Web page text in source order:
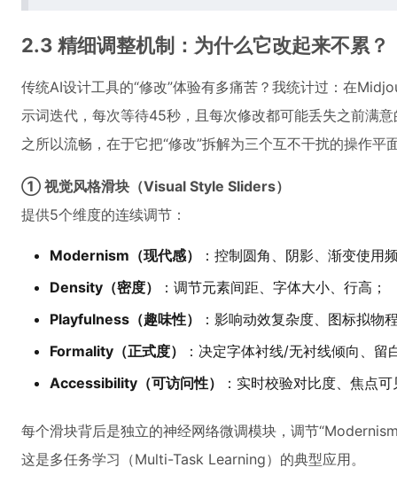
2.3 精细调整机制：为什么它改起来不累？
传统AI设计工具的“修改”体验有多痛苦？我统计过：在
示词迭代，每次等待45秒，且每次修改都可能丢失之前满
之所以流畅，在于它把“修改”拆解为三个互不干扰的操作平
① 视觉风格滑块（Visual Style Sliders）
提供5个维度的连续调节：
Modernism（现代感）
：控制圆角、阴影、渐变使用
Density（密度）
：调节元素间距、字体大小、行高；
Playfulness（趣味性）
：影响动效复杂度、图标拟物
Formality（正式度）
：决定字体衬线/无衬线倾向、留
Accessibility（可访问性）
：实时校验对比度、焦点
每个滑块背后是独立的神经网络微调模块，调节
这是多任务学习（Multi-Task Learning）的典型应用。